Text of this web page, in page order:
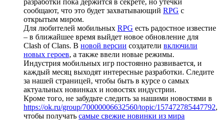
сообщают, что это будет захватывающий RPG с
открытым миром.
Для любителей мобильных RPG есть радостное известие
– в ближайшее время выйдет новое обновление для
Clash of Clans. В новой версии создатели включили
новых героев, а также ввели новые режимы.
Индустрия мобильных игр постоянно развивается, и
каждый месяц выходят интересные разработки. Следите
за нашей страницей, чтобы быть в курсе о самых
актуальных новинках и новостях индустрии.
Кроме того, не забудьте следить за нашими новостями в
https://ok.ru/group/70000006632560/topic/157472785447792,
чтобы получать самые свежие новинки из мира